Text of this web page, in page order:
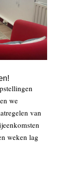
we
van
weken lag